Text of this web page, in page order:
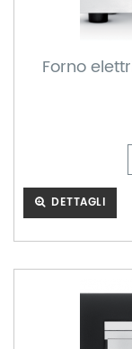
Forno
DETTAGLI